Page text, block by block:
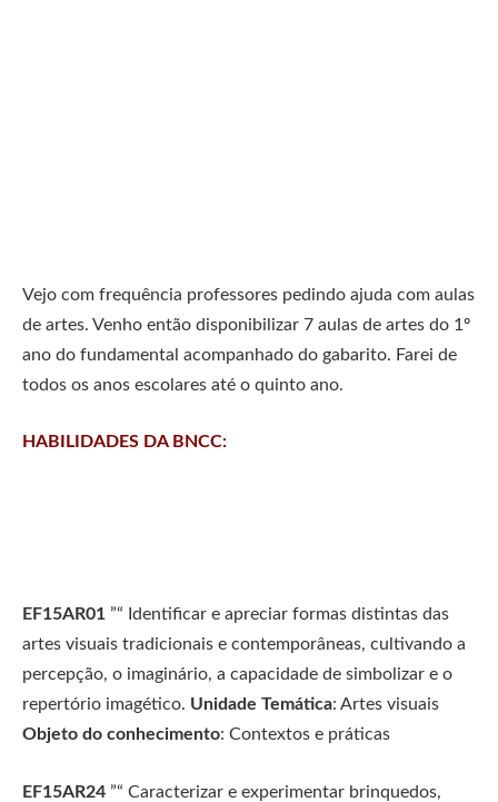
Vejo com frequência professores pedindo ajuda com aulas
de artes. Venho então disponibilizar 7 aulas de artes do 1º
ano do fundamental acompanhado do gabarito. Farei de
todos os anos escolares até o quinto ano.
HABILIDADES DA BNCC:
EF15AR01 ”“ Identificar e apreciar formas distintas das
artes visuais tradicionais e contemporâneas, cultivando a
percepção, o imaginário, a capacidade de simbolizar e o
repertório imagético. Unidade Temática: Artes visuais
Objeto do conhecimento: Contextos e práticas
EF15AR24 ”“ Caracterizar e experimentar brinquedos,